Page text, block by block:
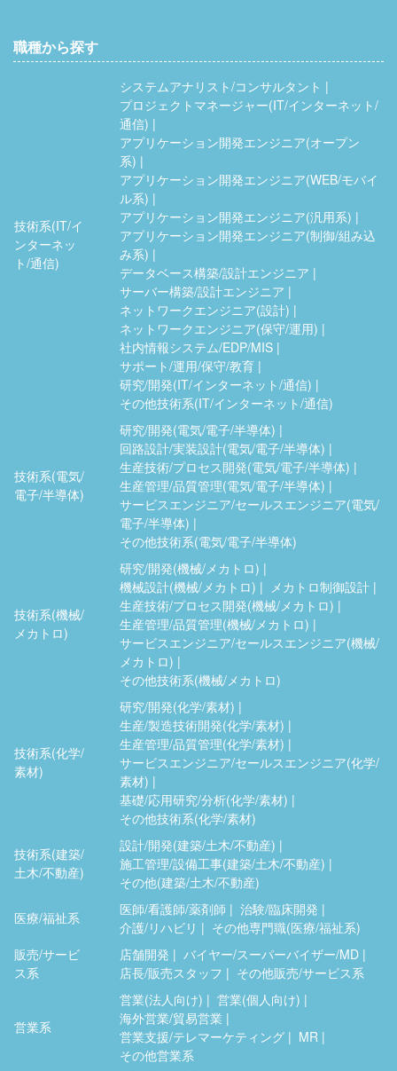
職種から探す
技術系(IT/イ
ンターネッ
ト/通信)
システムアナリスト/コンサルタント
プロジェクトマネージャー(IT/インターネット/
通信)
アプリケーション開発エンジニア(オープン
系)
アプリケーション開発エンジニア(WEB/モバイ
ル系)
アプリケーション開発エンジニア(汎用系)
アプリケーション開発エンジニア(制御/組み込
み系)
データベース構築/設計エンジニア
サーバー構築/設計エンジニア
ネットワークエンジニア(設計)
ネットワークエンジニア(保守/運用)
社内情報システム/EDP/MIS
サポート/運用/保守/教育
研究/開発(IT/インターネット/通信)
その他技術系(IT/インターネット/通信)
技術系(電気/
電子/半導体)
研究/開発(電気/電子/半導体)
回路設計/実装設計(電気/電子/半導体)
生産技術/プロセス開発(電気/電子/半導体)
生産管理/品質管理(電気/電子/半導体)
サービスエンジニア/セールスエンジニア(電気/
電子/半導体)
その他技術系(電気/電子/半導体)
技術系(機械/
メカトロ)
研究/開発(機械/メカトロ)
機械設計(機械/メカトロ)
メカトロ制御設計
生産技術/プロセス開発(機械/メカトロ)
生産管理/品質管理(機械/メカトロ)
サービスエンジニア/セールスエンジニア(機械/
メカトロ)
その他技術系(機械/メカトロ)
技術系(化学/
素材)
研究/開発(化学/素材)
生産/製造技術開発(化学/素材)
生産管理/品質管理(化学/素材)
サービスエンジニア/セールスエンジニア(化学/
素材)
基礎/応用研究/分析(化学/素材)
その他技術系(化学/素材)
技術系(建築/
土木/不動産)
設計/開発(建築/土木/不動産)
施工管理/設備工事(建築/土木/不動産)
その他(建築/土木/不動産)
医療/福祉系
医師/看護師/薬剤師
治験/臨床開発
介護/リハビリ
その他専門職(医療/福祉系)
販売/サービ
ス系
店舗開発
バイヤー/スーパーバイザー/MD
店長/販売スタッフ
その他販売/サービス系
営業系
営業(法人向け)
営業(個人向け)
海外営業/貿易営業
営業支援/テレマーケティング
MR
その他営業系